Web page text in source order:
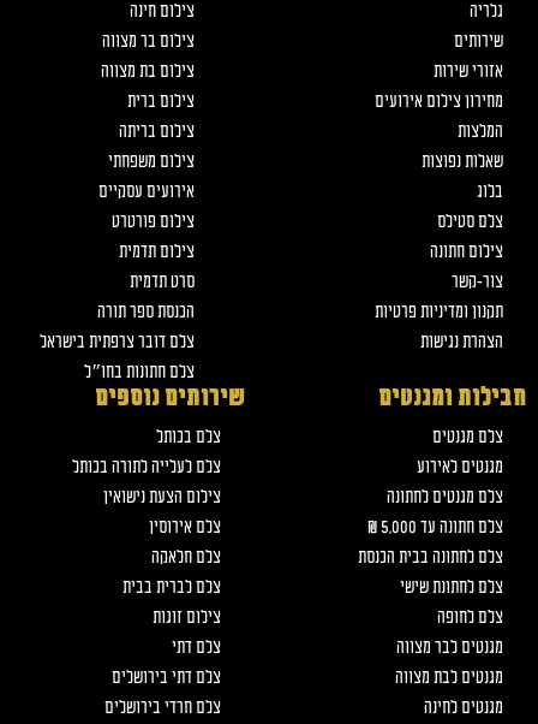
גלריה
שירותים
אזורי שירות
מחירון צילום אירועים
המלצות
שאלות נפוצות
בלוג
צלם סטילס
צילום חתונה
צור-קשר
תקנון ומדיניות פרטיות
הצהרת נגישות
צילום חינה
צילום בר מצווה
צילום בת מצווה
צילום ברית
צילום בריתה
צילום משפחתי
אירועים עסקיים
צילום פורטרט
צילום תדמית
סרט תדמית
הכנסת ספר תורה
צלם דובר צרפתית בישראל
צלם חתונות בחו״ל
חבילות ומגנטים
צלם מגנטים
מגנטים לאירוע
צלם מגנטים לחתונה
צלם חתונה עד 5,000 ₪
צלם לחתונה בבית הכנסת
צלם לחתונת שישי
צלם לחופה
מגנטים לבר מצווה
מגנטים לבת מצווה
מגנטים לחינה
שירותים נוספים
צלם בכותל
צלם לעלייה לתורה בכותל
צילום הצעת נישואין
צלם אירוסין
צלם חלאקה
צלם לברית בבית
צילום זוגות
צלם דתי
צלם דתי בירושלים
צלם חרדי בירושלים